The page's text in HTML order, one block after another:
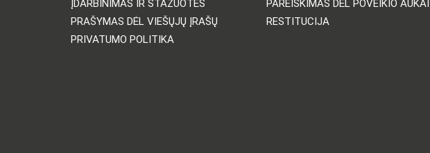
ĮDARBINIMAS IR STAŽUOTĖS
PRAŠYMAS DĖL VIEŠŲJŲ ĮRAŠŲ
PRIVATUMO POLITIKA
PAREIŠKIMAS DĖL POVEIKIO AUKAI
RESTITUCIJA